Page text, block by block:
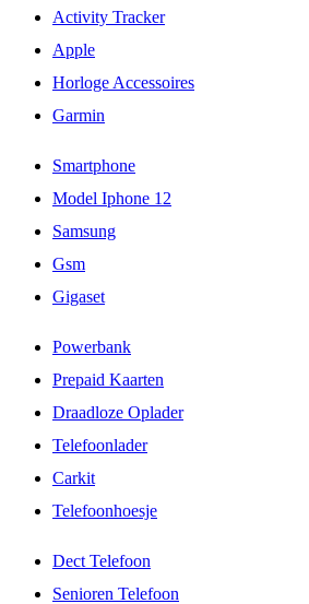
Activity Tracker
Apple
Horloge Accessoires
Garmin
Smartphone
Model Iphone 12
Samsung
Gsm
Gigaset
Powerbank
Prepaid Kaarten
Draadloze Oplader
Telefoonlader
Carkit
Telefoonhoesje
Dect Telefoon
Senioren Telefoon